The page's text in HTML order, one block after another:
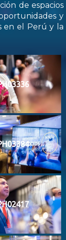
de espacios
y
en el Perú y la